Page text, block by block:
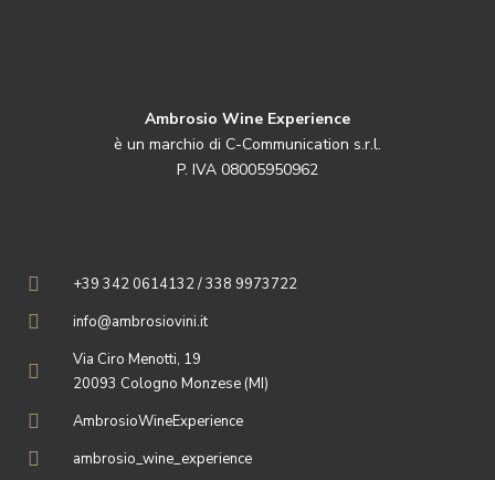
Ambrosio Wine Experience
è un marchio di C-Communication s.r.l.
P. IVA 08005950962
+39 342 0614132 / 338 9973722
info@ambrosiovini.it
Via Ciro Menotti, 19
20093 Cologno Monzese (MI)
AmbrosioWineExperience
ambrosio_wine_experience